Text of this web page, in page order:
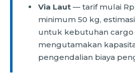
Via Laut — tarif mulai Rp
minimum 50 kg, estimasi
untuk kebutuhan cargo
mengutamakan
pengendalian biaya